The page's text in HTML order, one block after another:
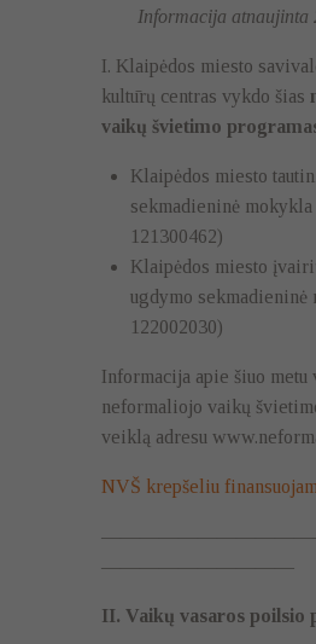
Informacija atnaujinta
I. Klaipėdos miesto
kultūrų centras vykdo šias
vaikų švietimo
Klaipėdos miesto
sekmadieninė mokykla
121300462)
Klaipėdos miesto
ugdymo sekmadieninė
122002030)
Informacija apie šiuo metu
neformaliojo vaikų
veiklą adresu
NVŠ krepšeliu
——————————
II. Vaikų vasaros poilsio